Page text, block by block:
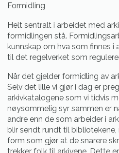
Formidling
Helt sentralt i arbeidet med
formidlingen stå.
kunnskap om hva som finnes i
til det regelverket som
Når det gjelder formidling av
Selv det lille vi gjør i dag er
arkivkatalogene som vi tidvis
nøysommelig syr sammen er
andre enn de som arbeider i
blir sendt rundt til bibliotekene,
form som gjør at de snarere